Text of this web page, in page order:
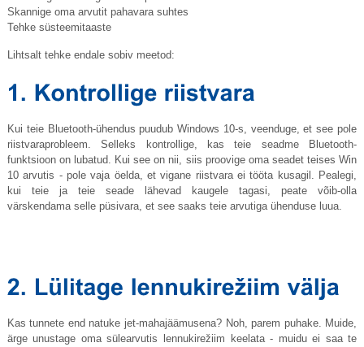
Skannige oma arvutit pahavara suhtes
Tehke süsteemitaaste
Lihtsalt tehke endale sobiv meetod:
Kui teie Bluetooth-ühendus puudub Windows 10-s, veenduge, et see pole
riistvaraprobleem. Selleks kontrollige, kas teie seadme Bluetooth-
funktsioon on lubatud. Kui see on nii, siis proovige oma seadet teises Win
10 arvutis - pole vaja öelda, et vigane riistvara ei tööta kusagil. Pealegi,
kui teie ja teie seade lähevad kaugele tagasi, peate võib-olla
värskendama selle püsivara, et see saaks teie arvutiga ühenduse luua.
Kas tunnete end natuke jet-mahajäämusena? Noh, parem puhake. Muide,
ärge unustage oma sülearvutis lennukirežiim keelata - muidu ei saa te